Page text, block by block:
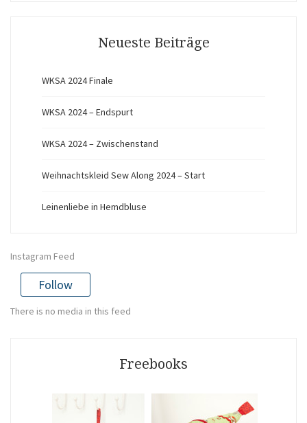
Neueste Beiträge
WKSA 2024 Finale
WKSA 2024 – Endspurt
WKSA 2024 – Zwischenstand
Weihnachtskleid Sew Along 2024 – Start
Leinenliebe in Hemdbluse
Instagram Feed
Follow
There is no media in this feed
Freebooks